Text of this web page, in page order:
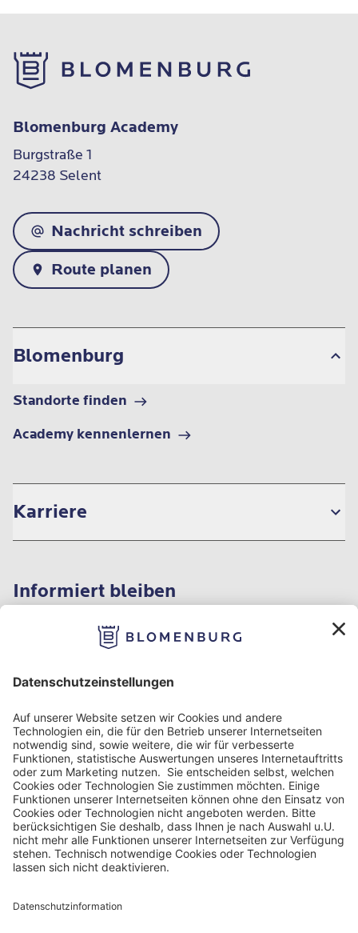
Blomenburg Academy
Burgstraße 1
24238 Selent
Nachricht schreiben
Route planen
Blomenburg
Standorte finden
Academy kennenlernen
Karriere
Informiert bleiben
Impressum
Datenschutz
Nutzungbedingungen
Barrierefreiheit